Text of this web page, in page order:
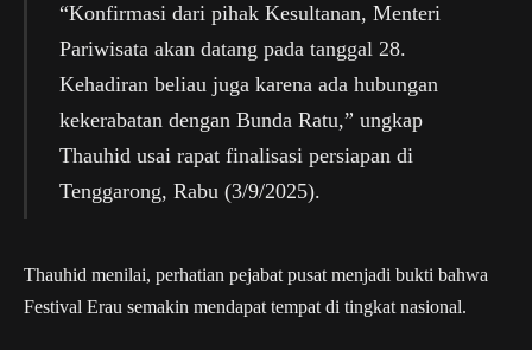
“Konfirmasi dari pihak Kesultanan, Menteri
Pariwisata akan datang pada tanggal 28.
Kehadiran beliau juga karena ada hubungan
kekerabatan dengan Bunda Ratu,” ungkap
Thauhid usai rapat finalisasi persiapan di
Tenggarong, Rabu (3/9/2025).
Thauhid menilai, perhatian pejabat pusat menjadi bukti bahwa
Festival Erau semakin mendapat tempat di tingkat nasional.